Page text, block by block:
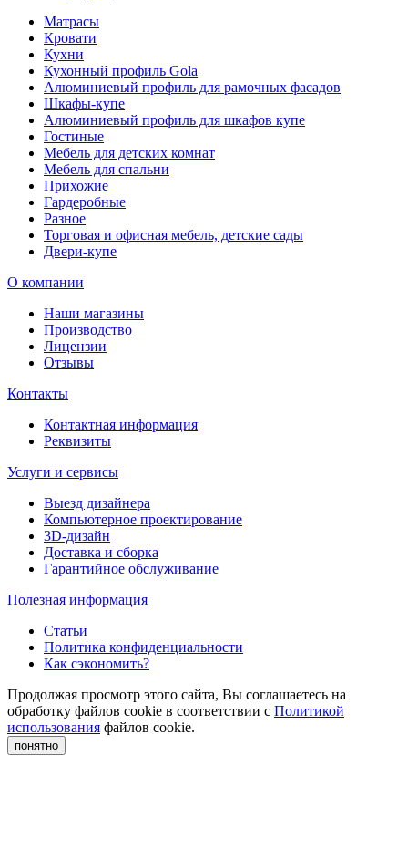
Матрасы
Кровати
Кухни
Кухонный профиль Gola
Алюминиевый профиль для рамочных фасадов
Шкафы-купе
Алюминиевый профиль для шкафов купе
Гостиные
Мебель для детских комнат
Мебель для спальни
Прихожие
Гардеробные
Разное
Торговая и офисная мебель, детские сады
Двери-купе
О компании
Наши магазины
Производство
Лицензии
Отзывы
Контакты
Контактная информация
Реквизиты
Услуги и сервисы
Выезд дизайнера
Компьютерное проектирование
3D-дизайн
Доставка и сборка
Гарантийное обслуживание
Полезная информация
Статьи
Политика конфиденциальности
Как сэкономить?
Продолжая просмотр этого сайта, Вы соглашаетесь на
обработку файлов cookie в соответствии с Политикой
использования файлов cookie.
понятно